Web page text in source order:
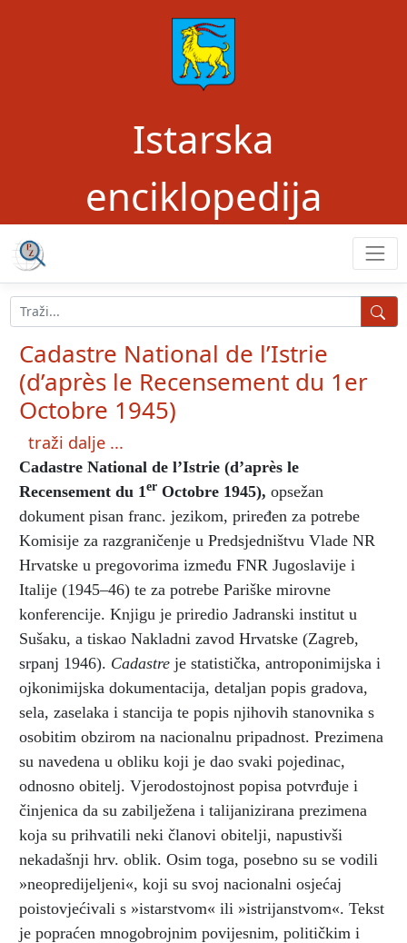
Istarska
enciklopedija
Cadastre National de l’Istrie
(d’après le Recensement du 1er
Octobre 1945)
traži dalje ...
Cadastre National de l’Istrie (d’après le
Recensement du 1 er Octobre 1945), opsežan
dokument pisan franc. jezikom, priređen za potrebe
Komisije za razgraničenje u Predsjedništvu Vlade NR
Hrvatske u pregovorima između FNR Jugoslavije i
Italije (1945–46) te za potrebe Pariške mirovne
konferencije. Knjigu je priredio Jadranski institut u
Sušaku, a tiskao Nakladni zavod Hrvatske (Zagreb,
srpanj 1946). Cadastre je statistička, antroponimijska i
ojkonimijska dokumentacija, detaljan popis gradova,
sela, zaselaka i stancija te popis njihovih stanovnika s
osobitim obzirom na nacionalnu pripadnost. Prezimena
su navedena u obliku koji je dao svaki pojedinac,
odnosno obitelj. Vjerodostojnost popisa potvrđuje i
činjenica da su zabilježena i talijanizirana prezimena
koja su prihvatili neki članovi obitelji, napustivši
nekadašnji hrv. oblik. Osim toga, posebno su se vodili
»neopredijeljeni«, koji su svoj nacionalni osjećaj
poistovjećivali s »istarstvom« ili »istrijanstvom«. Tekst
je popraćen mnogobrojnim povijesnim, političkim i